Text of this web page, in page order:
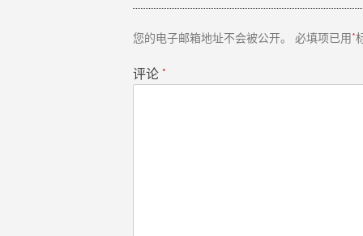
导
您的电子邮箱地址不会被公开。 必填项已用*
评论 *